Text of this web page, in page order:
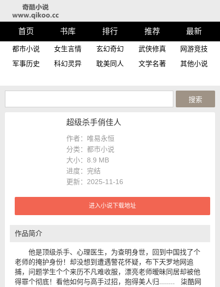
首页 书库 排行 推荐 最新
都市小说 女生言情 玄幻奇幻 武侠修真
网游竞技
军事历史
科幻灵异 耽美同人 文学名著 其他小说
超级杀手俏佳人
作者：唯易永恒
分类：都市小说
大小： 8.9 MB
进度： 完结
更新：2025-11-16
进入小说下载地址
作品简介
他是顶级杀手、心理医生，为查明身世，回到中国找了个
老师的掩护身份！却没想到遭遇警花怀疑，布下天罗地网追
捕，问题学生个个来历不凡难收服，漂亮老师暧昧同居却被他
得罪个彻底！看他如何与高手过招，抱得美人归........ 柒酷网